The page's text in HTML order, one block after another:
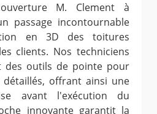
M. Clement à
passage incontournable
en 3D des toitures
clients. Nos techniciens
des outils de pointe pour
offrant ainsi une
avant l'exécution du
innovante garantit la